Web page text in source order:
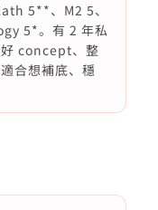
5**、M2 5、
5*。有 2 年私
concept、整
合想補底、穩